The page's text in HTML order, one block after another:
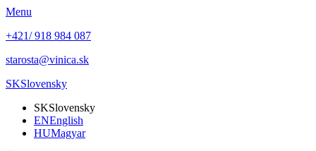
Menu
+421/ 918 984 087
starosta@vinica.sk
SKSlovensky
SKSlovensky
ENEnglish
HUMagyar